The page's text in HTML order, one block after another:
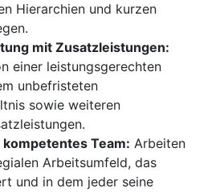
Hierarchien und kurzen
mit Zusatzleistungen:
einer leistungsgerechten
unbefristeten
sowie weiteren
Team: Arbeiten
Arbeitsumfeld, das
und in dem jeder seine